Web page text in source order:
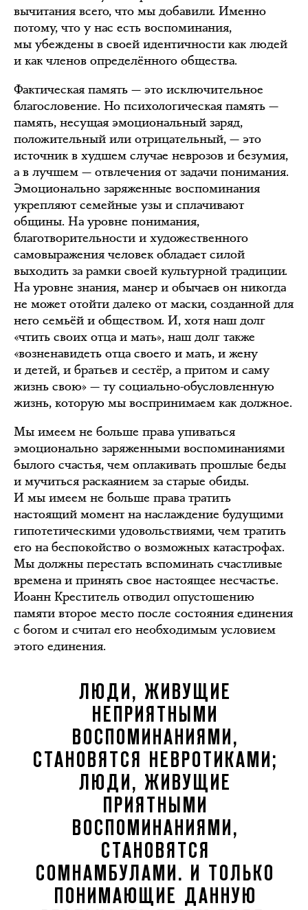
вычитания всего, что мы добавили. Именно
потому, что у нас есть воспоминания,
мы убеждены в своей идентичности как людей
и как членов определённого общества.
Фактическая память — это исключительное
благословение. Но психологическая память —
память, несущая эмоциональный заряд,
положительный или отрицательный, — это
источник в худшем случае неврозов и безумия,
а в лучшем — отвлечения от задачи понимания.
Эмоционально заряженные воспоминания
укрепляют семейные узы и сплачивают
общины. На уровне понимания,
благотворительности и художественного
самовыражения человек обладает силой
выходить за рамки своей культурной традиции.
На уровне знания, манер и обычаев он никогда
не может отойти далеко от маски, созданной для
него семьёй и обществом. И, хотя наш долг
«чтить своих отца и мать», наш долг также
«возненавидеть отца своего и мать, и жену
и детей, и братьев и сестёр, а притом и саму
жизнь свою» — ту социально-обусловленную
жизнь, которую мы воспринимаем как должное.
Мы имеем не больше права упиваться
эмоционально заряженными воспоминаниями
былого счастья, чем оплакивать прошлые беды
и мучиться раскаянием за старые обиды.
И мы имеем не больше права тратить
настоящий момент на наслаждение будущими
гипотетическими удовольствиями, чем тратить
его на беспокойство о возможных катастрофах.
Мы должны перестать вспоминать счастливые
времена и принять свое настоящее несчастье.
Иоанн Креститель отводил опустошению
памяти второе место после состояния единения
с богом и считал его необходимым условием
этого единения.
ЛЮДИ, ЖИВУЩИЕ
НЕПРИЯТНЫМИ
ВОСПОМИНАНИЯМИ,
СТАНОВЯТСЯ НЕВРОТИКАМИ;
ЛЮДИ, ЖИВУЩИЕ
ПРИЯТНЫМИ
ВОСПОМИНАНИЯМИ,
СТАНОВЯТСЯ
СОМНАМБУЛАМИ. И ТОЛЬКО
ПОНИМАЮЩИЕ ДАННУЮ